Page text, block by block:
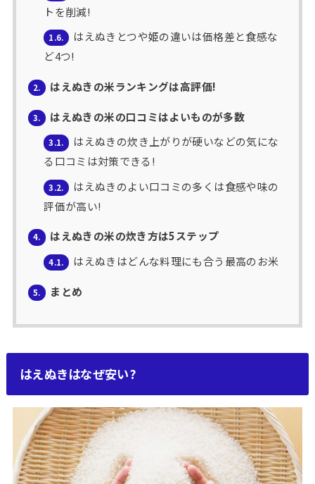
トを削減!
1.6.
はえぬきとつや姫の違いは価格差と食感な
ど4つ!
2. はえぬきの米ランキングは高評価!
3. はえぬきの米の口コミはよいものが多数
3.1.
はえぬきの炊き上がりが硬いなどの気にな
る口コミは対策できる!
3.2.
はえぬきのよい口コミの多くは食感や味の
評価が高い!
4. はえぬきの米の炊き方は5ステップ
4.1. はえぬきはどんな料理にも合う最高のお米
5. まとめ
はえぬきはなぜ安い?